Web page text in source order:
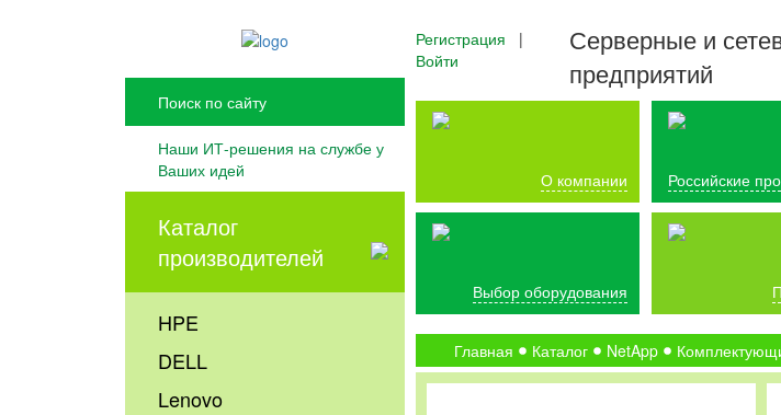
Наши ИТ-решения на службе у
Ваших идей
Каталог
производителей
HPE
DELL
Lenovo
Регистрация |
Войти
Серверные и
предприятий
О компании Российские
Выбор оборудования
Главная Каталог NetApp